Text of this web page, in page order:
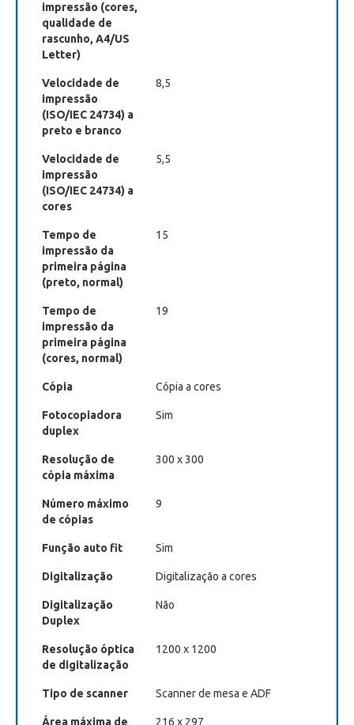
impressão (cores,
qualidade de
rascunho, A4/US
Letter)
Velocidade de
impressão
(ISO/IEC 24734) a
preto e branco
8,5
Velocidade de
impressão
(ISO/IEC 24734) a
cores
5,5
Tempo de
impressão da
primeira página
(preto, normal)
15
Tempo de
impressão da
primeira página
(cores, normal)
19
Cópia Cópia a cores
Fotocopiadora
duplex
Sim
Resolução de
cópia máxima
300 x 300
Número máximo
de cópias
9
Função auto fit Sim
Digitalização Digitalização a cores
Digitalização
Duplex
Não
Resolução óptica
de digitalização
1200 x 1200
Tipo de scanner Scanner de mesa e ADF
Área máxima de 216 x 297